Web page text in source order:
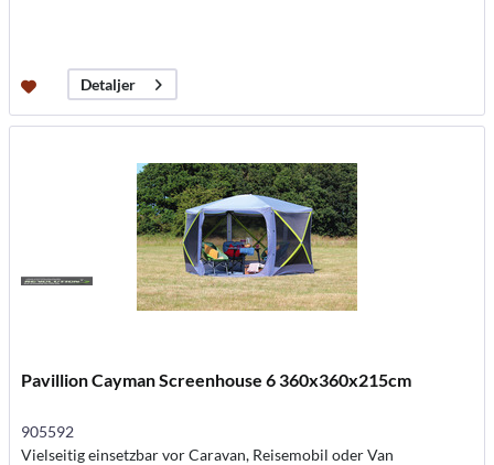
Detaljer
Pavillion Cayman Screenhouse 6 360x360x215cm
905592
Vielseitig einsetzbar vor Caravan, Reisemobil oder Van